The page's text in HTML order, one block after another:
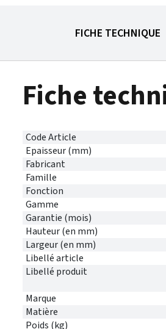
FICHE TECHNIQUE
Fiche
Code Article
Epaisseur (mm)
Fabricant
Famille
Fonction
Gamme
Garantie (mois)
Hauteur (en mm)
Largeur (en mm)
Libellé article
Libellé produit
Marque
Matière
Poids (kg)